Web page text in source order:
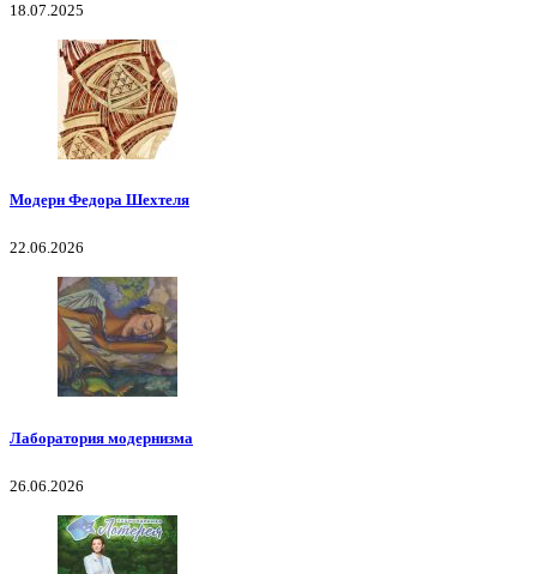
18.07.2025
Модерн Федора Шехтеля
22.06.2026
Лаборатория модернизма
26.06.2026